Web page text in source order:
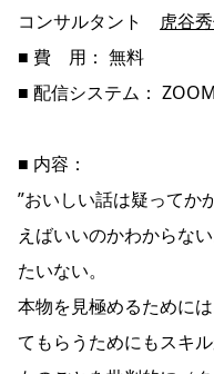
コンサルタント 虎谷
■ 費 用： 無料
■ 配信システム：
■ 内容：
”おいしい話は疑ってか
えばいいのかわからな
たいない。
本物を見極めるために
てもらうためにもスキル